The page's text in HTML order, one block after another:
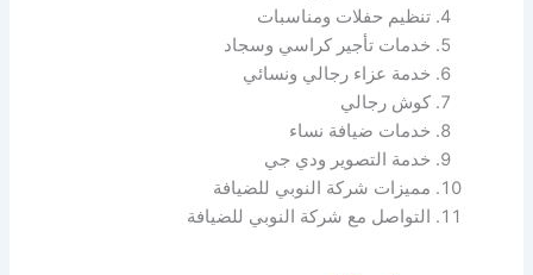
تنظيم حفلات ومناسبات
خدمات تأجير كراسي وسجاد
خدمة عزاء رجالي ونسائي
كوش رجالي
خدمات ضيافة نساء
خدمة التصوير ودي جي
مميزات شركة النوبي للضيافة
التواصل مع شركة النوبي للضيافة